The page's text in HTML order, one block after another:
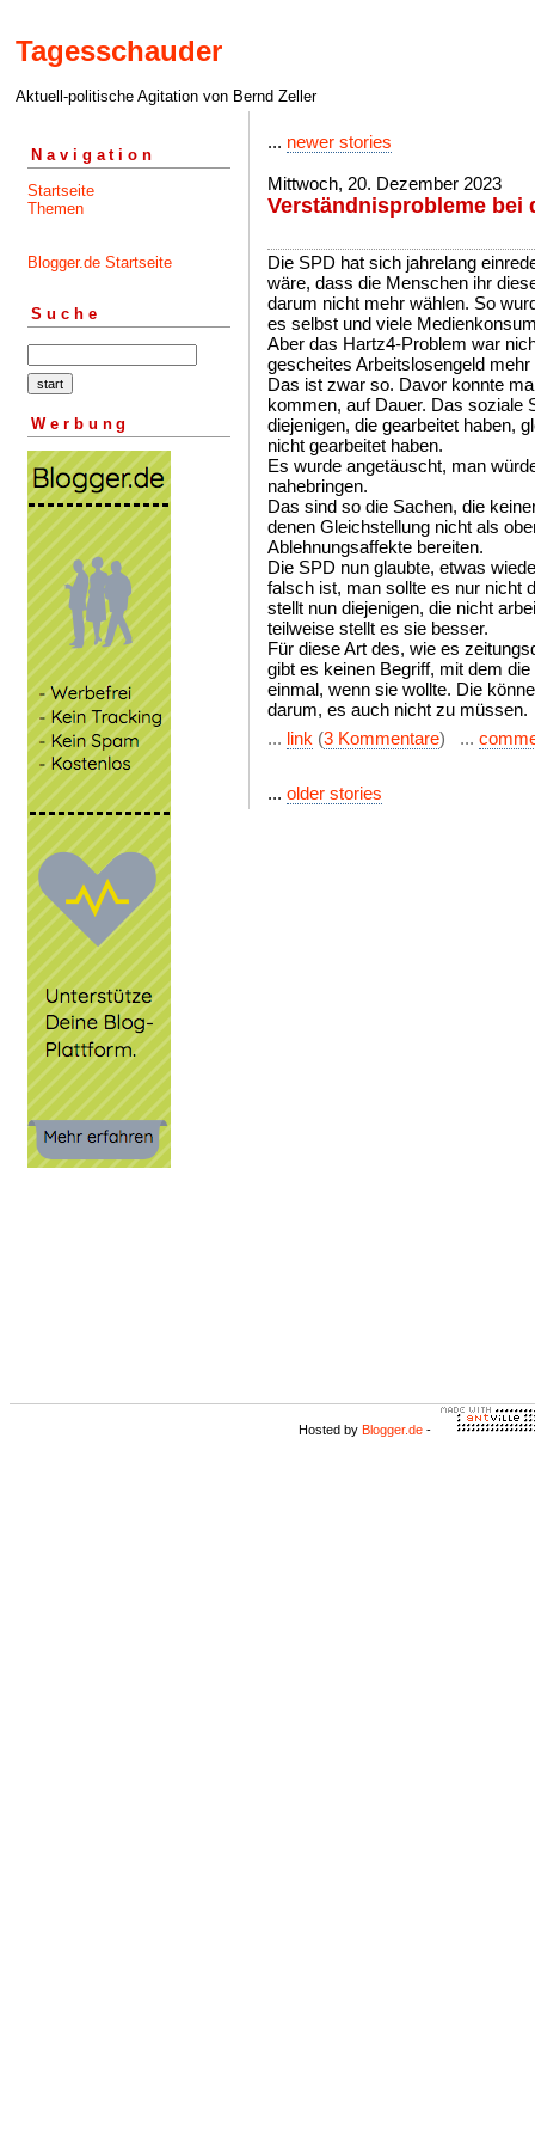
Tagesschauder
Aktuell-politische Agitation von Bernd Zeller
Navigation
Startseite
Themen
Blogger.de Startseite
Suche
Werbung
... newer stories
Mittwoch, 20. Dezember 2023
Verständnisprobleme bei
Die SPD hat sich jahrelang
wäre, dass die Menschen ihr
darum nicht mehr wählen. So
es selbst und viele
Aber das Hartz4-Problem war
gescheites Arbeitslosengeld mehr
Das ist zwar so. Davor konnte
kommen, auf Dauer. Das soziale
diejenigen, die gearbeitet haben,
nicht gearbeitet haben.
Es wurde angetäuscht, man
nahebringen.
Das sind so die Sachen, die
denen Gleichstellung nicht als
Ablehnungsaffekte bereiten.
Die SPD nun glaubte, etwas
falsch ist, man sollte es nur nicht
stellt nun diejenigen, die nicht
teilweise stellt es sie besser.
Für diese Art des, wie es
gibt es keinen Begriff, mit dem
einmal, wenn sie wollte. Die
darum, es auch nicht zu müssen.
... link (3 Kommentare) ...
... older stories
Hosted by Blogger.de -